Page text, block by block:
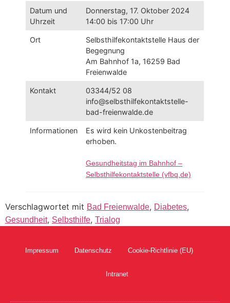
Datum und
Uhrzeit
Donnerstag, 17. Oktober 2024
14:00 bis 17:00 Uhr
Ort
Selbsthilfekontaktstelle Haus der
Begegnung
Am Bahnhof 1a, 16259 Bad
Freienwalde
Kontakt
03344/52 08
info@selbsthilfekontaktstelle-
bad-freienwalde.de
Informationen
Es wird kein Unkostenbeitrag
erhoben.
Gesundheitstag im Bahnhof –
Selbsthilfekontaktstelle (vfbq.de)
Verschlagwortet mit Bad Freienwalde, Diabetes,
Gesundheit, Selbsthilfe, Trialog
Impressum Datenschutz Cookie-Richtlinie (EU)
Intranet